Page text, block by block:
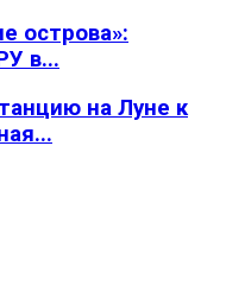
острова»:
в...
на Луне к